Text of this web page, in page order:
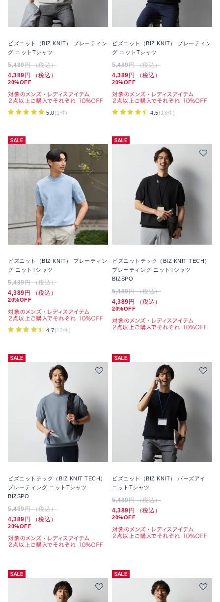
ビズニット（BIZ KNIT） プレーティン
グ ニットTシャツ
5,489円 （税込）
4,389 円 （税込）
20%OFF
5.0(1件)
ビズニット（BIZ KNIT） プレーティン
グ ニットTシャツ
5,489円 （税込）
4,389 円 （税込）
20%OFF
4.5(13件)
ビズニット（BIZ KNIT） プレーティン
グ ニットTシャツ
5,489円 （税込）
4,389 円 （税込）
20%OFF
4.7(12件)
ビズニットテック（BIZ KNIT TECH）
プレーティング ニットTシャツ
BIZSPO
5,489円 （税込）
4,389 円 （税込）
20%OFF
ビズニットテック（BIZ KNIT TECH）
プレーティング ニットTシャツ
BIZSPO
5,489円 （税込）
4,389 円 （税込）
20%OFF
ビズニット（BIZ KNIT） バーズアイ
ニットTシャツ
5,489円 （税込）
4,389 円 （税込）
20%OFF